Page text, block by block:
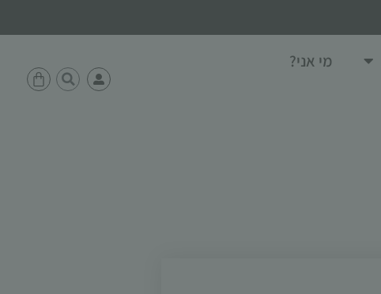
מי אני?